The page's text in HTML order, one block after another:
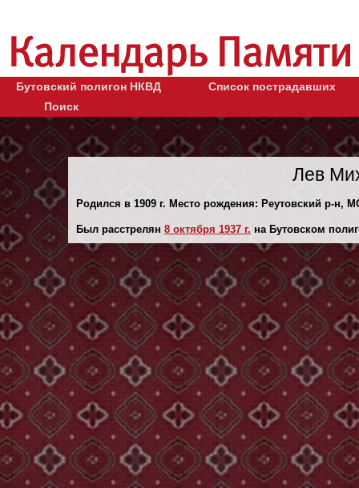
Бутовский полигон НКВД
Список пострадавших
Поиск
Лев
Родился в 1909 г. Место рождения: Реутовский р-н,
Был расстрелян 8 октября 1937 г. на Бутовском